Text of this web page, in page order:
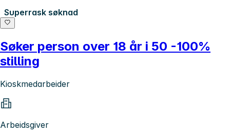
Superrask søknad
Søker person over 18 år i 50 -100%
stilling
Kioskmedarbeider
Arbeidsgiver